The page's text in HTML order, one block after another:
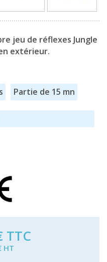
jeu de réflexes Jungle
extérieur.
Partie de 15 mn
TTC
HT